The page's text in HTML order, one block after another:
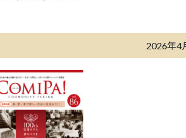
2026年4